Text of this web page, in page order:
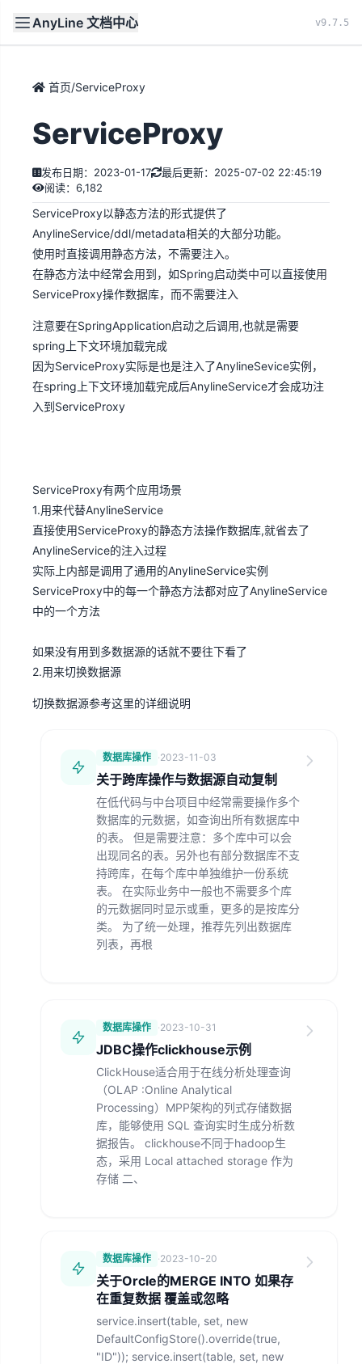
AnyLine 文档中心 v9.7.5
文档 首页
首页/ServiceProxy
ServiceProxy
发布日期：2023-01-17
最后更新：2025-07-02 22:45:19
阅读：6,182
ServiceProxy以静态方法的形式提供了
AnylineService/ddl/metadata相关的大部分功能。
使用时直接调用静态方法，不需要注入。
在静态方法中经常会用到，如Spring启动类中可以直接使用
ServiceProxy操作数据库，而不需要注入
注意要在SpringApplication启动之后调用,也就是需要
spring上下文环境加载完成
因为ServiceProxy实际是也是注入了AnylineSevice实例，
在spring上下文环境加载完成后AnylineService才会成功注
入到ServiceProxy
ServiceProxy有两个应用场景
1.用来代替AnylineService
直接使用ServiceProxy的静态方法操作数据库,就省去了
AnylineService的注入过程
实际上内部是调用了通用的AnylineService实例
ServiceProxy中的每一个静态方法都对应了AnylineService
中的一个方法
如果没有用到多数据源的话就不要往下看了
2.用来切换数据源
切换数据源参考这里的详细说明
数据库操作 ·2023-11-03
关于跨库操作与数据源自动复制
在低代码与中台项目中经常需要操作多个
数据库的元数据，如查询出所有数据库中
的表。 但是需要注意：多个库中可以会
出现同名的表。另外也有部分数据库不支
持跨库，在每个库中单独维护一份系统
表。 在实际业务中一般也不需要多个库
的元数据同时显示或重，更多的是按库分
类。 为了统一处理，推荐先列出数据库
列表，再根
数据库操作 ·2023-10-31
JDBC操作clickhouse示例
ClickHouse适合用于在线分析处理查询
（OLAP :Online Analytical
Processing）MPP架构的列式存储数据
库，能够使用 SQL 查询实时生成分析数
据报告。 clickhouse不同于hadoop生
态，采用 Local attached storage 作为
存储 二、
数据库操作 ·2023-10-20
关于Orcle的MERGE INTO 如果存
在重复数据 覆盖或忽略
service.insert(table, set, new
DefaultConfigStore().override(true,
"ID")); service.insert(table, set, new